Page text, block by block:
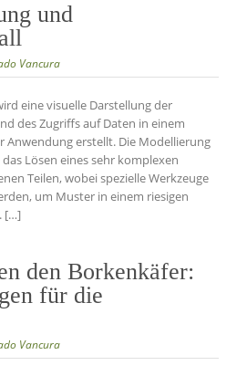
und
Vancura
eine visuelle Darstellung der
des Zugriffs auf Daten in einem
Anwendung erstellt. Die Modellierung
Lösen eines sehr komplexen
Teilen, wobei spezielle Werkzeuge
um Muster in einem riesigen
[…]
den Borkenkäfer:
für die
Vancura